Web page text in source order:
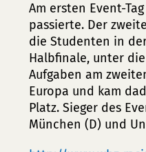
Am ersten Event-
passierte. Der
die Studenten in
Halbfinale, unter
Aufgaben am
Europa und kam
Platz. Sieger des
München (D) und